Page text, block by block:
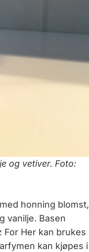
og vetiver. Foto:
honning blomst,
vanilje. Basen
Her kan brukes
kan kjøpes i